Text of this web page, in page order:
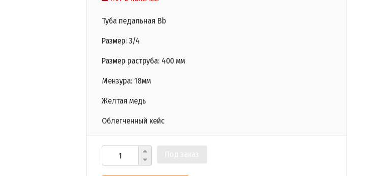
Туба педальная Bb
Размер: 3/4
Размер раструба: 400 мм
Мензура: 18мм
Желтая медь
Облегченный кейс